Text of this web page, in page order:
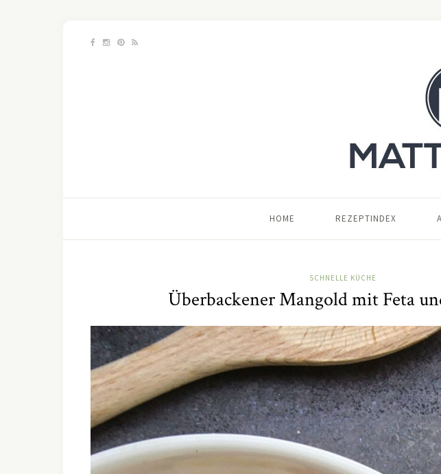
HOME REZEPTINDEX
SCHNELLE KÜCHE
Überbackener Mangold mit Feta